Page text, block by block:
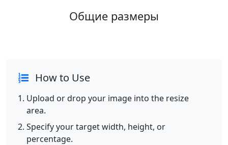
Общие размеры
How to Use
Upload or drop your image into the resize
area.
Specify your target width, height, or
percentage.